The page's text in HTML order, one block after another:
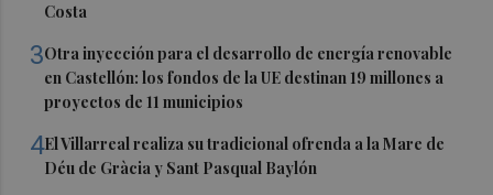
Costa
3Otra inyección para el desarrollo de energía renovable
en Castellón: los fondos de la UE destinan 19 millones a
proyectos de 11 municipios
4El Villarreal realiza su tradicional ofrenda a la Mare de
Déu de Gràcia y Sant Pasqual Baylón